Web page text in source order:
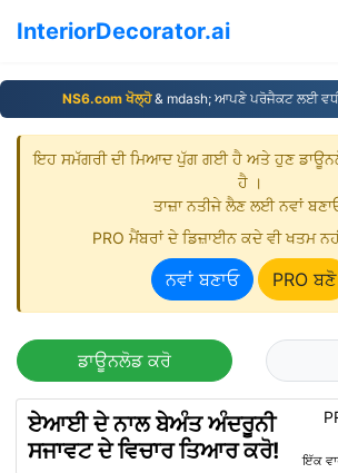
InteriorDecorator.ai
NS6.com ਖੋਲ੍ਹੋ& mdash; ਆਪਣੇ ਪਰੋਜੈਕਟ ਲਈ
ਇਹ ਸਮੱਗਰੀ ਦੀ ਮਿਆਦ ਪੁੱਗ ਗਈ ਹੈ ਅਤੇ ਹੁਣ
ਹੈ ।
ਤਾਜ਼ਾ ਨਤੀਜੇ ਲੈਣ ਲਈ ਨਵਾਂ
PRO ਮੈਂਬਰਾਂ ਦੇ ਡਿਜ਼ਾਈਨ ਕਦੇ ਵੀ ਖਤਮ
ਨਵਾਂ ਬਣਾਓ PRO ਬਣੋ
ਡਾਊਨਲੋਡ ਕਰੋ
ਏਆਈ ਦੇ ਨਾਲ ਬੇਅੰਤ ਅੰਦਰੂਨੀ
ਸਜਾਵਟ ਦੇ ਵਿਚਾਰ ਤਿਆਰ ਕਰੋ!
ਇੱਕ